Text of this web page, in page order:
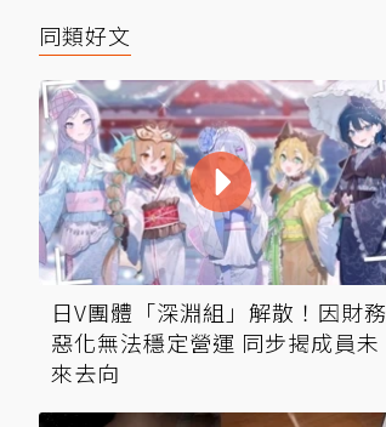
同類好文
日V團體「深淵組」解散！因財務
惡化無法穩定營運 同步揭成員未
來去向